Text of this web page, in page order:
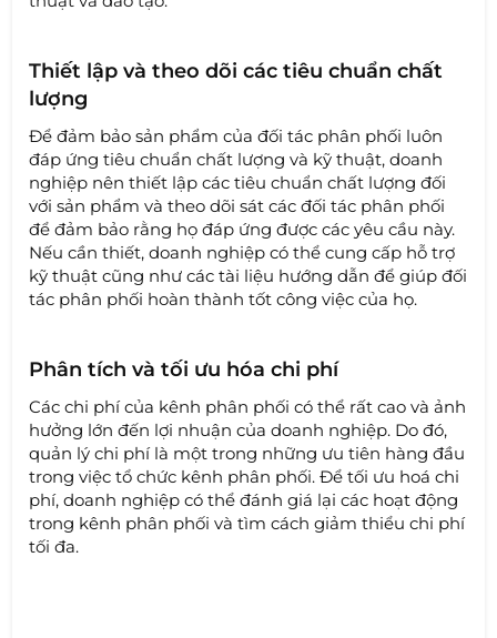
Thiết lập và theo dõi các tiêu chuẩn chất
lượng
Để đảm bảo sản phẩm của đối tác phân phối luôn
đáp ứng tiêu chuẩn chất lượng và kỹ thuật, doanh
nghiệp nên thiết lập các tiêu chuẩn chất lượng đối
với sản phẩm và theo dõi sát các đối tác phân phối
để đảm bảo rằng họ đáp ứng được các yêu cầu này.
Nếu cần thiết, doanh nghiệp có thể cung cấp hỗ trợ
kỹ thuật cũng như các tài liệu hướng dẫn để giúp đối
tác phân phối hoàn thành tốt công việc của họ.
Phân tích và tối ưu hóa chi phí
Các chi phí của kênh phân phối có thể rất cao và ảnh
hưởng lớn đến lợi nhuận của doanh nghiệp. Do đó,
quản lý chi phí là một trong những ưu tiên hàng đầu
trong việc tổ chức kênh phân phối. Để tối ưu hoá chi
phí, doanh nghiệp có thể đánh giá lại các hoạt động
trong kênh phân phối và tìm cách giảm thiểu chi phí
tối đa.